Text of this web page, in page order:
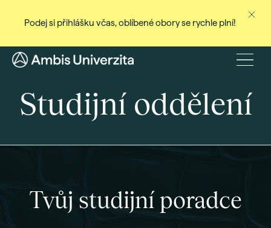
Menu
Studijní oddělení
Tvůj studijní poradce
Podej si přihlášku včas, oblíbené obory se rychle plní!